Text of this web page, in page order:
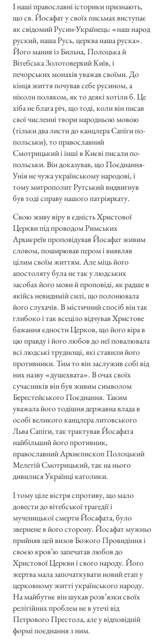
І наші православні історики признають,
що св. Йосафат у своїх письмах виступає
як свідомий Русин-Українець: «наш народ
руский, наша Русь, церква наша руска».
Його манив із Бильна, Полоцька й
Вітебська Золотоверхий Київ, і
печорських монахів уважав своїми. До
кінця життя почував себе русином, а
ніколи поляком, як то деякі хотіли б. Це
хіба не блага річ, що тоді, коли він писав
свої численні твори народньою мовою
(тільки два листи до канцлера Сапіги по-
польськи), то православний
Смотрицький і інші в Києві писали по-
польськи. Він доказував, що Поєднання-
Унія не чужа українському народові, і
тому митрополит Рутський видвигнув
був тоді справу нашого патріярхату.
Свою живу віру в єдність Христової
Церкви під проводом Римських
Архиєреїв проповідував Йосафат живим
словом, поширював пером і виявляв
цілим своїм життям. Але міць його
апостоляту була не так у людських
засобах його мови й проповіді, як радше в
якійсь невидимій силі, що полонювала
його слухачів. В містичний спосіб він так
глибоко і так всеціло відчував Христове
бажання єдности Церков, що його віра в
цю правду і його любов до неї повалювала
всі людські труднощі, які ставили його
противники. Тим то він заслужив собі від
них назву «душехвата». В очах своїх
сучасників він був живим символом
Берестейського Поєднання. Таким
уважала його тодішня державна влада в
особі великого канцлера литовського
Льва Сапіги, так трактував Йосафата
найбільший його противник,
православний Архиєпископ Полоцький
Мелетій Смотрицький, так на нього
дивилися Українці католики.
І тому ціле вістря спротиву, що мало
довести до вітебської трагедії і
мученицької смерти Йосафата, було
звернене в його сторону. Йосафат мужньо
прийняв цей визов Божого Провидіння і
своєю кров’ю запечатав любов до
Христової Церкви і свого народу. Його
жертва мала започаткувати новий етап у
церковному житті українського народу.
На майбутнє він шукав розв’язки своїх
релігійних проблем не в утечі від
Петрового Престола, але у відповідній
формі поєднання з ним.